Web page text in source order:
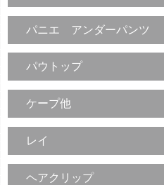
パニエ アンダーパンツ
パウトップ
ケープ他
レイ
ヘアクリップ